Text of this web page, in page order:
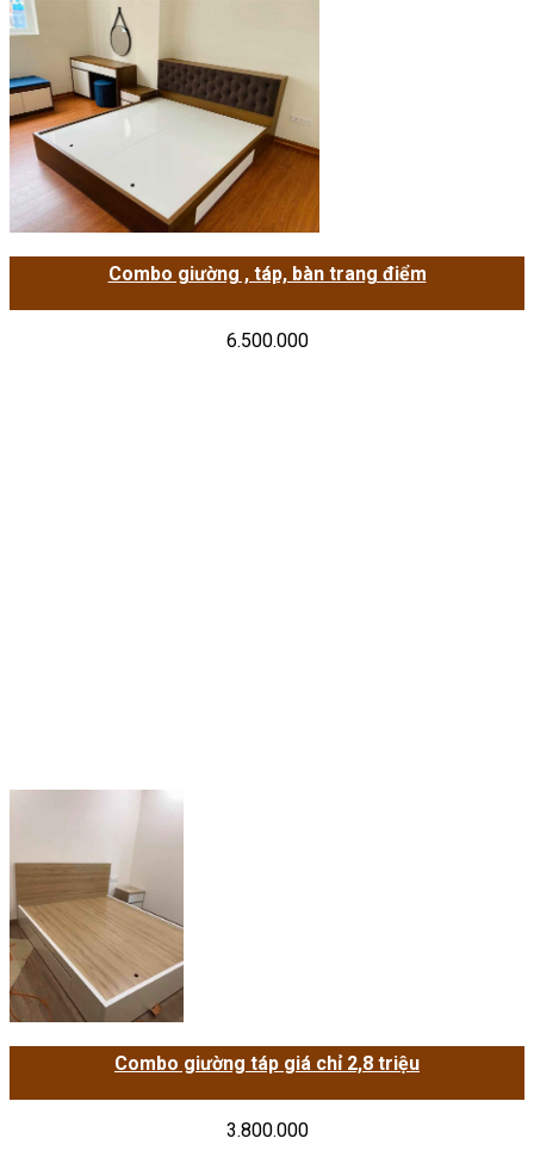
Combo giường , táp, bàn trang điểm
6.500.000
Combo giường táp giá chỉ 2,8 triệu
3.800.000